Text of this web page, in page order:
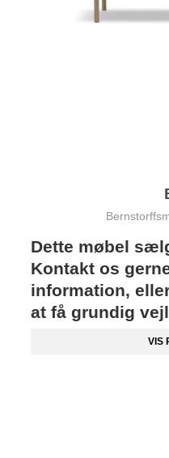
Dette møbel
Kontakt os
information,
at få grundig
VIS